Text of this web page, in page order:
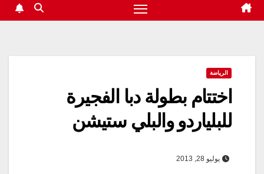
الرياضة
اختتام بطولة دبا الفجيرة
للبلياردو والبلي ستيشن
يوليو 28, 2013